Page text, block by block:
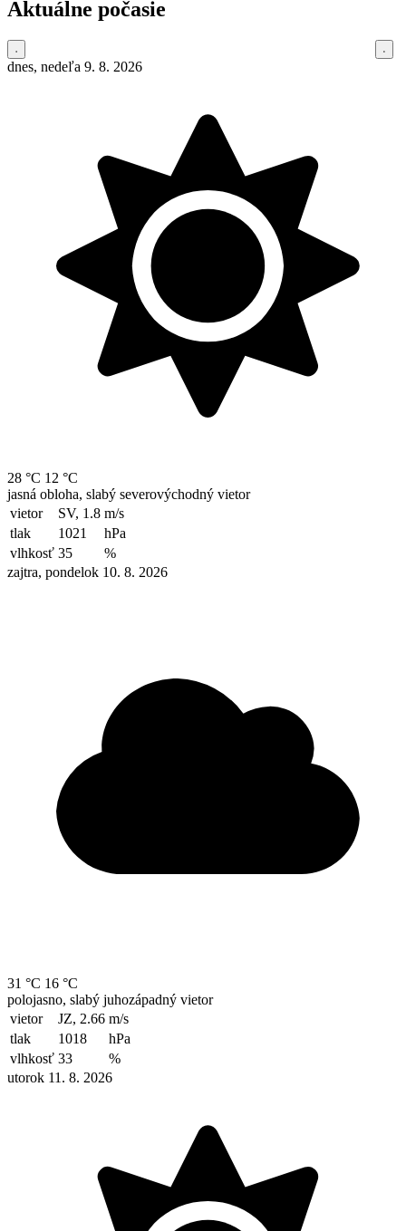
Aktuálne počasie
dnes, nedeľa 9. 8. 2026
28 °C 12 °C
jasná obloha, slabý severovýchodný vietor
vietor
SV, 1.8 m/s
tlak
1021
hPa
vlhkosť 35
%
zajtra, pondelok 10. 8. 2026
31 °C 16 °C
polojasno, slabý juhozápadný vietor
vietor
JZ, 2.66 m/s
tlak
1018
hPa
vlhkosť 33
%
utorok 11. 8. 2026